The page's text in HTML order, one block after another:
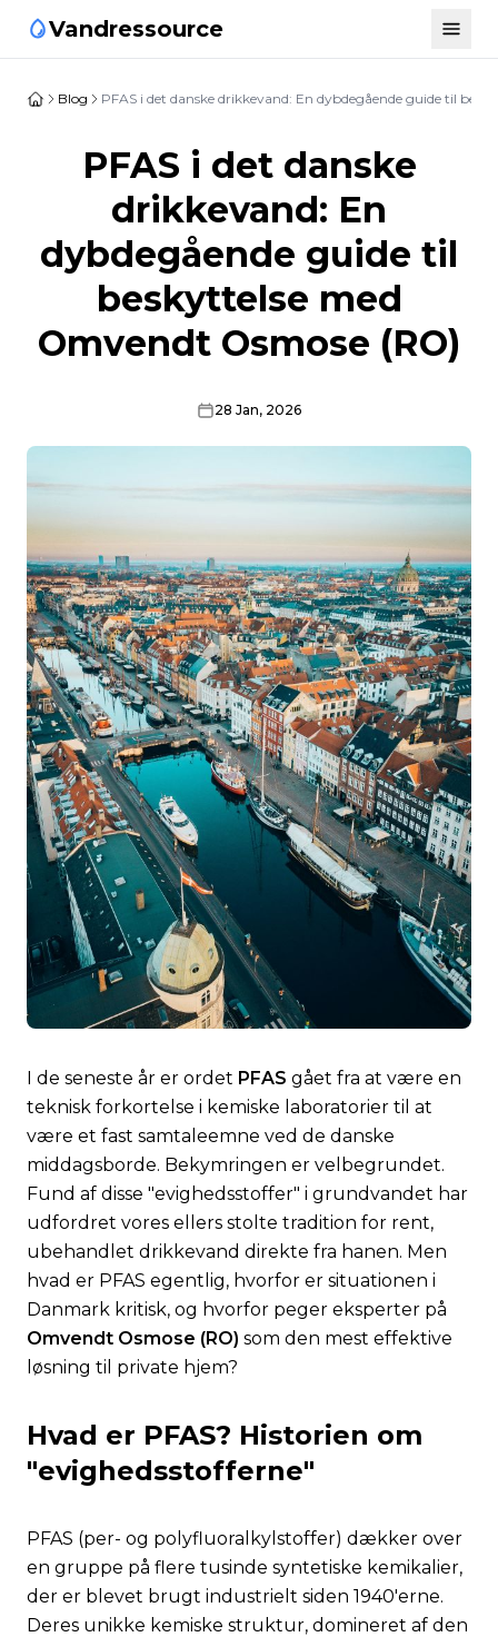
Vandressource
Blog PFAS i det danske drikkevand: En dybdegående guide til
PFAS i det danske
drikkevand: En
dybdegående guide til
beskyttelse med
Omvendt Osmose (RO)
28 Jan, 2026
I de seneste år er ordet PFAS gået fra at være en
teknisk forkortelse i kemiske laboratorier til at
være et fast samtaleemne ved de danske
middagsborde. Bekymringen er velbegrundet.
Fund af disse "evighedsstoffer" i grundvandet har
udfordret vores ellers stolte tradition for rent,
ubehandlet drikkevand direkte fra hanen. Men
hvad er PFAS egentlig, hvorfor er situationen i
Danmark kritisk, og hvorfor peger eksperter på
Omvendt Osmose (RO) som den mest effektive
løsning til private hjem?
Hvad er PFAS? Historien om
"evighedsstofferne"
PFAS (per- og polyfluoralkylstoffer) dækker over
en gruppe på flere tusinde syntetiske kemikalier,
der er blevet brugt industrielt siden 1940'erne.
Deres unikke kemiske struktur, domineret af den